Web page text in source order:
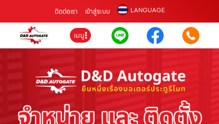
ติดต่อเรา เข้าสู่ระบบ LANGUAGE
เมนู